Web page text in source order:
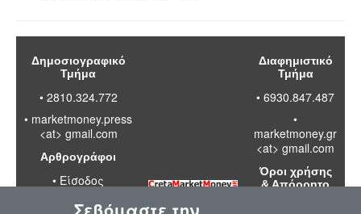
Δημοσιογραφικό
Τμήμα
• 2810.324.772
• marketmoney.press
<at> gmail.com
Αρθρογράφοι
• Είσοδος
Διαφημιστικό
Τμήμα
• 6930.847.487
•
marketmoney.gr
<at> gmail.com
Όροι χρήσης
& Απόρρητο